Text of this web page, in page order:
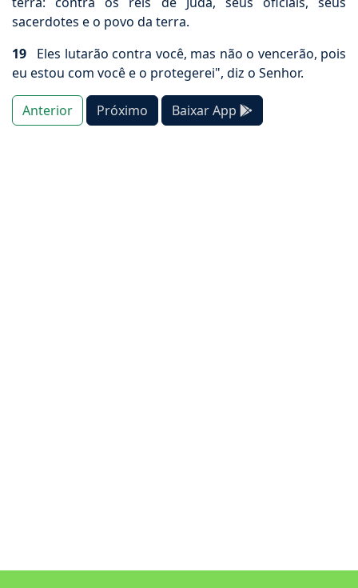
sacerdotes e o povo da terra.
19 Eles lutarão contra você, mas não o vencerão, pois
eu estou com você e o protegerei", diz o Senhor.
Anterior Próximo Baixar App